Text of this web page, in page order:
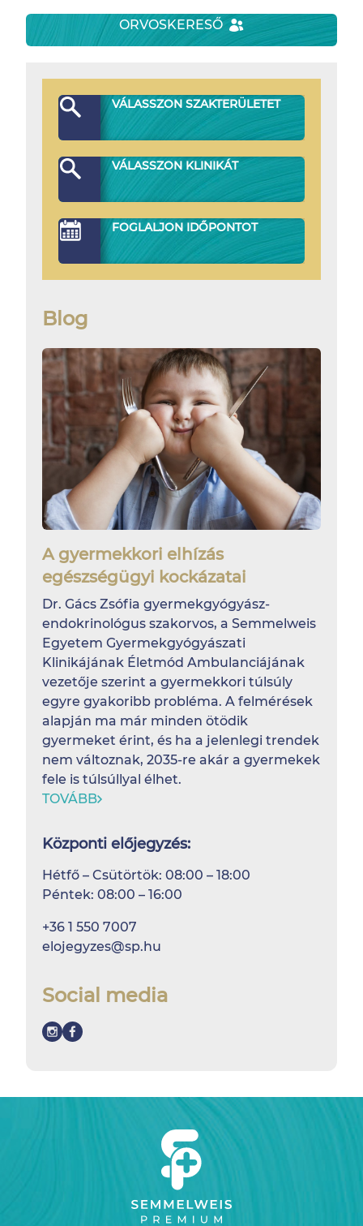
ORVOSKERESŐ
VÁLASSZON SZAKTERÜLETET
VÁLASSZON KLINIKÁT
FOGLALJON IDŐPONTOT
Blog
A gyermekkori elhízás
egészségügyi kockázatai
Dr. Gács Zsófia gyermekgyógyász-
endokrinológus szakorvos, a Semmelweis
Egyetem Gyermekgyógyászati
Klinikájának Életmód Ambulanciájának
vezetője szerint a gyermekkori túlsúly
egyre gyakoribb probléma. A felmérések
alapján ma már minden ötödik
gyermeket érint, és ha a jelenlegi trendek
nem változnak, 2035-re akár a gyermekek
fele is túlsúllyal élhet.
TOVÁBB
Központi előjegyzés:
Hétfő – Csütörtök: 08:00 – 18:00
Péntek: 08:00 – 16:00
+36 1 550 7007
elojegyzes@sp.hu
Social media